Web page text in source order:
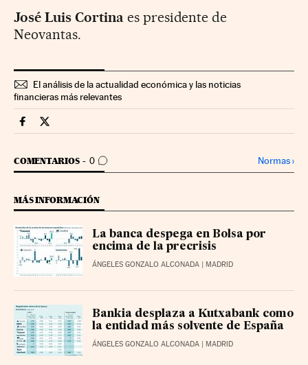
José Luis Cortina es presidente de
Neovantas.
El análisis de la actualidad económica y las noticias
financieras más relevantes
Companias Cinco Días en Facebook
Companias Cinco Días en Twitter
COMENTARIOS 0
IR A LOS COMENTARIOS Normas›
MÁS INFORMACIÓN
La banca despega en Bolsa por
encima de la precrisis
ÁNGELES GONZALO ALCONADA | MADRID
Bankia desplaza a Kutxabank como
la entidad más solvente de España
ÁNGELES GONZALO ALCONADA | MADRID